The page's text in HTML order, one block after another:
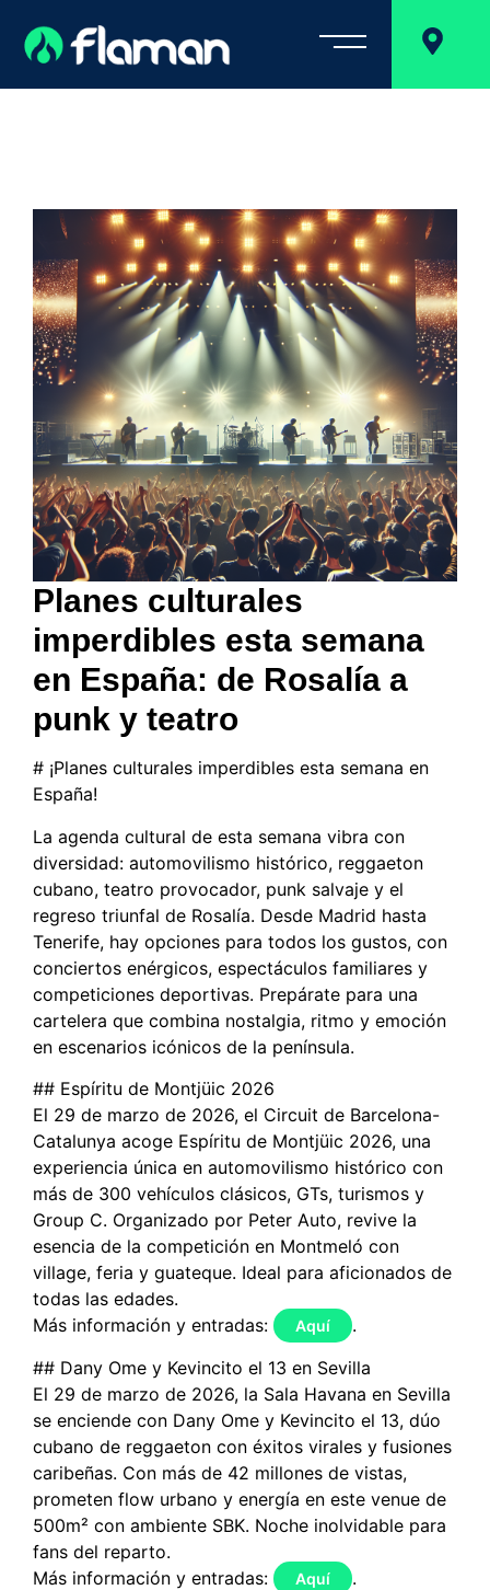
Planes culturales
imperdibles esta semana
en España: de Rosalía a
punk y teatro
# ¡Planes culturales imperdibles esta semana en
España!
La agenda cultural de esta semana vibra con
diversidad: automovilismo histórico, reggaeton
cubano, teatro provocador, punk salvaje y el
regreso triunfal de Rosalía. Desde Madrid hasta
Tenerife, hay opciones para todos los gustos, con
conciertos enérgicos, espectáculos familiares y
competiciones deportivas. Prepárate para una
cartelera que combina nostalgia, ritmo y emoción
en escenarios icónicos de la península.
## Espíritu de Montjüic 2026
El 29 de marzo de 2026, el Circuit de Barcelona-
Catalunya acoge Espíritu de Montjüic 2026, una
experiencia única en automovilismo histórico con
más de 300 vehículos clásicos, GTs, turismos y
Group C. Organizado por Peter Auto, revive la
esencia de la competición en Montmeló con
village, feria y guateque. Ideal para aficionados de
todas las edades.
Más información y entradas:
Aquí
.
## Dany Ome y Kevincito el 13 en Sevilla
El 29 de marzo de 2026, la Sala Havana en Sevilla
se enciende con Dany Ome y Kevincito el 13, dúo
cubano de reggaeton con éxitos virales y fusiones
caribeñas. Con más de 42 millones de vistas,
prometen flow urbano y energía en este venue de
500m² con ambiente SBK. Noche inolvidable para
fans del reparto.
Más información y entradas:
Aquí
.